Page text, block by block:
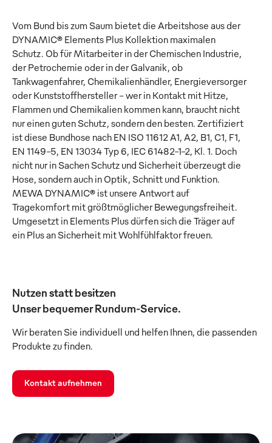
Vom Bund bis zum Saum bietet die Arbeitshose aus der
DYNAMIC® Elements Plus Kollektion maximalen
Schutz. Ob für Mitarbeiter in der Chemischen Industrie,
der Petrochemie oder in der Galvanik, ob
Tankwagenfahrer, Chemikalienhändler, Energieversorger
oder Kunststoffhersteller – wer in Kontakt mit Hitze,
Flammen und Chemikalien kommen kann, braucht nicht
nur einen guten Schutz, sondern den besten. Zertifiziert
ist diese Bundhose nach EN ISO 11612 A1, A2, B1, C1, F1,
EN 1149-5, EN 13034 Typ 6, IEC 61482-1-2, Kl. 1. Doch
nicht nur in Sachen Schutz und Sicherheit überzeugt die
Hose, sondern auch in Optik, Schnitt und Funktion.
MEWA DYNAMIC® ist unsere Antwort auf
Tragekomfort mit größtmöglicher Bewegungsfreiheit.
Umgesetzt in Elements Plus dürfen sich die Träger auf
ein Plus an Sicherheit mit Wohlfühlfaktor freuen.
Nutzen statt besitzen
Unser bequemer Rundum-Service.
Wir beraten Sie individuell und helfen Ihnen, die passenden
Produkte zu finden.
Kontakt aufnehmen